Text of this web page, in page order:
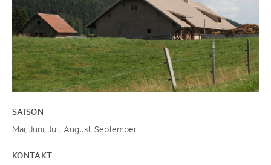
SAISON
Mai, Juni, Juli, August, September
KONTAKT